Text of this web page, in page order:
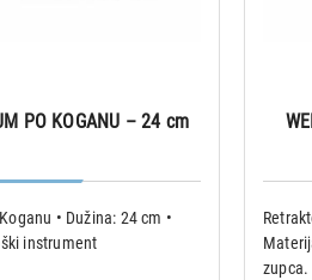
PO KOGANU – 24 cm
• Dužina: 24 cm •
instrument
zupca.